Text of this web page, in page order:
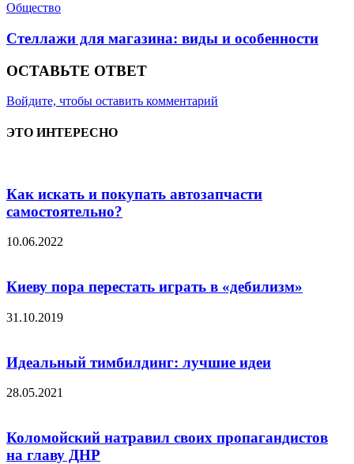
Общество
Стеллажи для магазина: виды и особенности
ОСТАВЬТЕ ОТВЕТ
Войдите, чтобы оставить комментарий
ЭТО ИНТЕРЕСНО
Как искать и покупать автозапчасти
самостоятельно?
10.06.2022
Киеву пора перестать играть в «дебилизм»
31.10.2019
Идеальный тимбилдинг: лучшие идеи
28.05.2021
Коломойский натравил своих пропагандистов
на главу ДНР